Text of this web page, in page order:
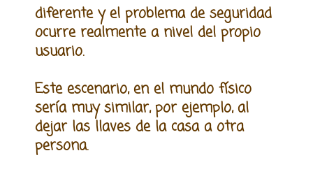
diferente y el problema de seguridad
ocurre realmente a nivel del propio
usuario.
Este escenario, en el mundo físico
sería muy similar, por ejemplo, al
dejar las llaves de la casa a otra
persona.